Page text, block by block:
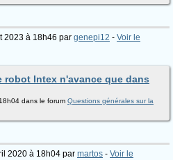
2023 à 18h46 par genepi12 - Voir le
robot Intex n'avance que dans
dans le forum Questions générales sur la
2020 à 18h04 par martos - Voir le